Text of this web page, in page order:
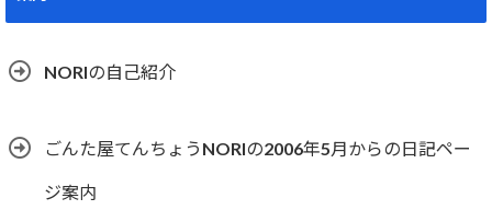
NORIの自己紹介
ごんた屋てんちょうNORIの2006年5月からの日記ペー
ジ案内